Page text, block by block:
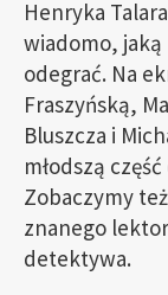
Henryka
wiadomo,
odegrać. Na
Fraszyńską,
Bluszcza i
młodszą
Zobaczymy
znanego
detektywa.